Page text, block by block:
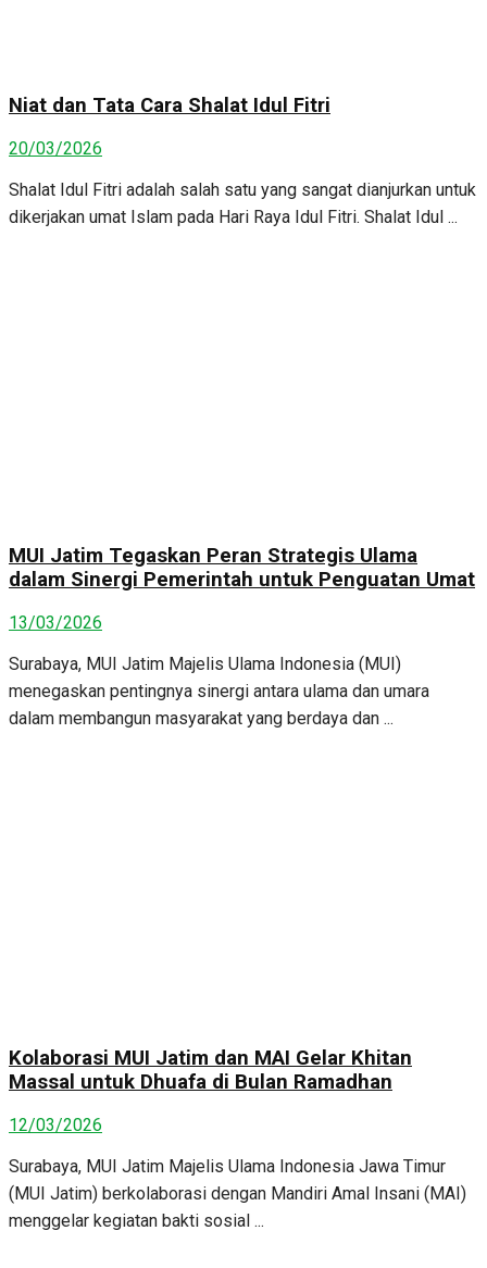
Niat dan Tata Cara Shalat Idul Fitri
20/03/2026
Shalat Idul Fitri adalah salah satu yang sangat dianjurkan untuk
dikerjakan umat Islam pada Hari Raya Idul Fitri. Shalat Idul ...
MUI Jatim Tegaskan Peran Strategis Ulama
dalam Sinergi Pemerintah untuk Penguatan Umat
13/03/2026
Surabaya, MUI Jatim Majelis Ulama Indonesia (MUI)
menegaskan pentingnya sinergi antara ulama dan umara
dalam membangun masyarakat yang berdaya dan ...
Kolaborasi MUI Jatim dan MAI Gelar Khitan
Massal untuk Dhuafa di Bulan Ramadhan
12/03/2026
Surabaya, MUI Jatim Majelis Ulama Indonesia Jawa Timur
(MUI Jatim) berkolaborasi dengan Mandiri Amal Insani (MAI)
menggelar kegiatan bakti sosial ...